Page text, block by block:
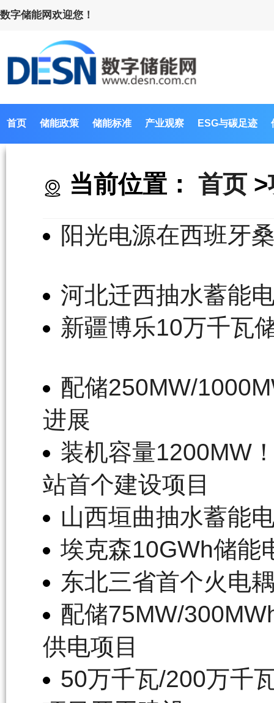
数字储能网欢迎您！
首页 储能政策 储能标准 产业观察 ESG与碳足迹
当前位置： 首页 >
阳光电源在西班牙
河北迁西抽水蓄能
新疆博乐10万千瓦
配储250MW/
进展
装机容量1200MW
站首个建设项目
山西垣曲抽水蓄能
埃克森10GWh储能
东北三省首个火电
配储75MW/
供电项目
50万千瓦/200万千